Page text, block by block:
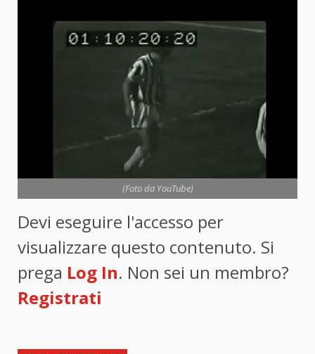
(Foto da YouTube)
Devi eseguire l'accesso per
visualizzare questo contenuto. Si
prega Log In. Non sei un membro?
Registrati